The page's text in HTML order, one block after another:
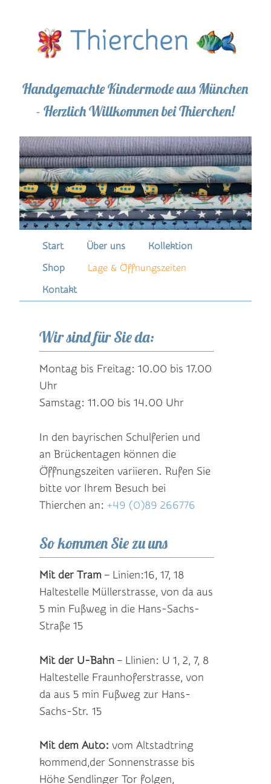
Handgemachte Kindermode aus München
- Herzlich Willkommen bei Thierchen!
HauptmenüZum
primären
springen
Start Über uns
Kollektion
Shop
Lage & Öffnungszeiten
Kontakt
Wir sind für Sie da:
Montag bis Freitag: 10.00 bis 17.00
Uhr
Samstag: 11.00 bis 14.00 Uhr
In den bayrischen Schulferien und
an Brückentagen können die
Öffnungszeiten variieren. Rufen Sie
bitte vor Ihrem Besuch bei
Thierchen an: +49 (0)89 266776
So kommen Sie zu uns
Mit der Tram – Linien:16, 17, 18
Haltestelle Müllerstrasse, von da aus
5 min Fußweg in die Hans-Sachs-
Straße 15
Mit der U-Bahn – Llinien: U 1, 2, 7, 8
Haltestelle Fraunhoferstrasse, von
da aus 5 min Fußweg zur Hans-
Sachs-Str. 15
Mit dem Auto: vom Altstadtring
kommend,der Sonnenstrasse bis
Höhe Sendlinger Tor folgen,